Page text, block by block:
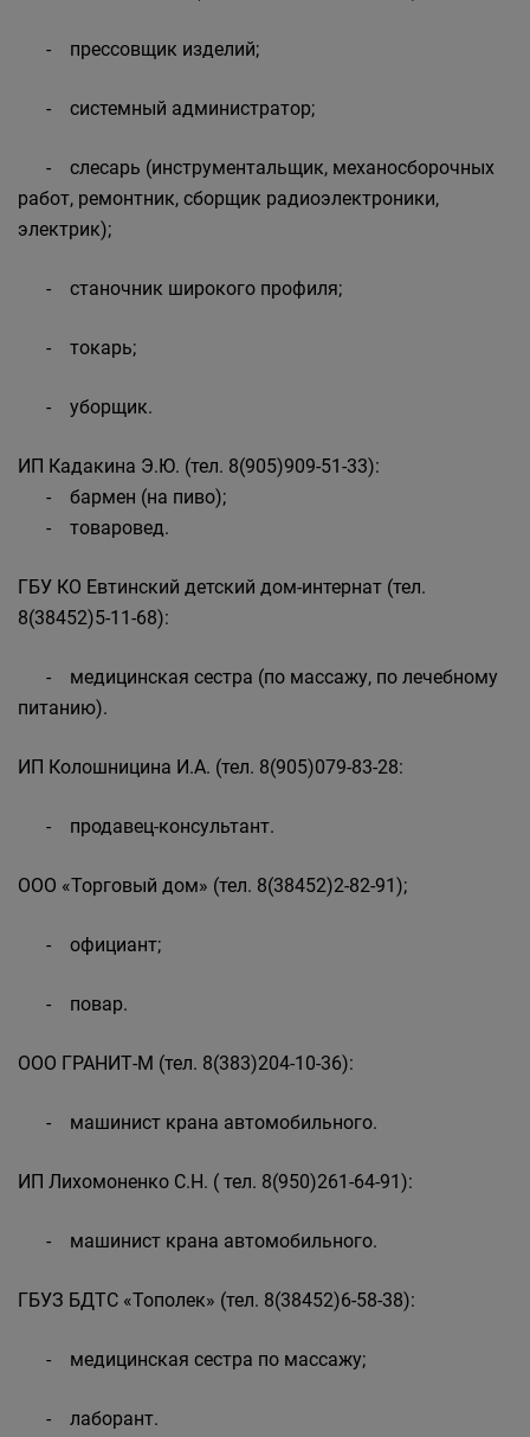
- прессовщик изделий;
- системный администратор;
- слесарь (инструментальщик, механосборочных
работ, ремонтник, сборщик радиоэлектроники,
электрик);
- станочник широкого профиля;
- токарь;
- уборщик.
ИП Кадакина Э.Ю. (тел. 8(905)909-51-33):
- бармен (на пиво);
- товаровед.
ГБУ КО Евтинский детский дом-интернат (тел.
8(38452)5-11-68):
- медицинская сестра (по массажу, по лечебному
питанию).
ИП Колошницина И.А. (тел. 8(905)079-83-28:
- продавец-консультант.
ООО «Торговый дом» (тел. 8(38452)2-82-91);
- официант;
- повар.
ООО ГРАНИТ-М (тел. 8(383)204-10-36):
- машинист крана автомобильного.
ИП Лихомоненко С.Н. ( тел. 8(950)261-64-91):
- машинист крана автомобильного.
ГБУЗ БДТС «Тополек» (тел. 8(38452)6-58-38):
- медицинская сестра по массажу;
- лаборант.